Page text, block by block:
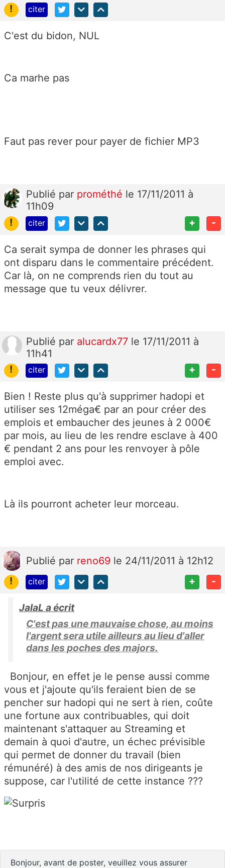
! citer
C'est du bidon, NUL
Ca marhe pas
Faut pas rever pour payer de fichier MP3
Publié par prométhé le 17/11/2011 à
11h09
!
citer + -
Ca serait sympa de donner les phrases qui
ont disparu dans le commentaire précédent.
Car là, on ne comprends rien du tout au
message que tu veux délivrer.
Publié par alucardx77 le 17/11/2011 à
11h41
!
citer + -
Bien ! Reste plus qu'à supprimer hadopi et
utiliser ses 12méga€ par an pour créer des
emplois et embaucher des jeunes à 2 000€
par mois, au lieu de les rendre esclave à 400
€ pendant 2 ans pour les renvoyer à pôle
emploi avec.
Là ils pourront acheter leur morceau.
Publié par reno69 le 24/11/2011 à 12h12
!
citer + -
JalaL a écrit
C'est pas une mauvaise chose, au moins
l'argent sera utile ailleurs au lieu d'aller
dans les poches des majors.
Bonjour, en effet je le pense aussi comme
vous et j'ajoute qu'ils feraient bien de se
pencher sur hadopi qui ne sert à rien, coûte
une fortune aux contribuables, qui doit
maintenant s'attaquer au Streaming et
demain à quoi d'autre, un échec prévisible
qui permet de donner du travail (bien
rémunéré) à des amis de nos dirigeants je
suppose, car l'utilité de cette instance ???
Bonjour, avant de poster, veuillez vous assurer